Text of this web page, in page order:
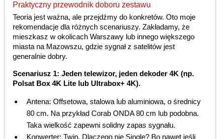
Praktyczny przewodnik doboru zestawu
Teoria jest ważna, ale przejdźmy do konkretów. Oto moje
rekomendacje dla różnych scenariuszy. Zakładamy, że
mieszkasz w okolicach Warszawy lub innego większego
miasta na Mazowszu, gdzie sygnał z satelitów jest
generalnie dobry.
Scenariusz 1: Jeden telewizor, jeden dekoder 4K (np.
Polsat Box 4K Lite lub Ultrabox+ 4K).
Antena: Offsetowa, stalowa lub aluminiowa, o średnicy
80 cm. Na przykład Corab ONDA 80 cm lub podobna.
Taka wielkość zapewni solidny zapas sygnału.
Konwerter: Twin. Dlaczego nie Single? Bo nawet jeśli